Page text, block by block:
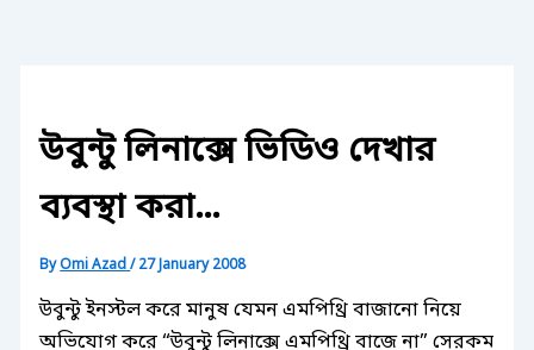
উবুন্টু লিনাক্সে ভিডিও দেখার
ব্যবস্থা করা…
ByOmi Azad/27 January 2008
উবুন্টু ইনস্টল করে মানুষ যেমন এমপিথ্রি বাজানো নিয়ে
অভিযোগ করে “উবুন্টু লিনাক্সে এমপিথ্রি বাজে না” সেরকম